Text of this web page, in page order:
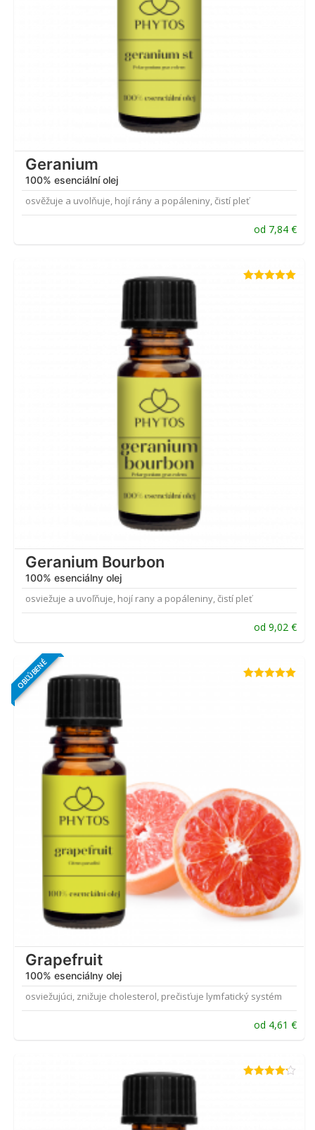
Geranium
100% esenciální olej
osvěžuje a uvolňuje, hojí rány a popáleniny, čistí pleť
od 7,84 €
Geranium Bourbon
100% esenciálny olej
osviežuje a uvoľňuje, hojí rany a popáleniny, čistí pleť
od 9,02 €
OBĽÚBENÉ
Grapefruit
100% esenciálny olej
osviežujúci, znižuje cholesterol, prečisťuje lymfatický systém
od 4,61 €